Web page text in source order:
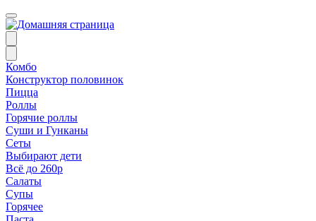
Комбо
Конструктор половинок
Пицца
Роллы
Горячие роллы
Суши и Гунканы
Сеты
Выбирают дети
Всё до 260р
Салаты
Супы
Горячее